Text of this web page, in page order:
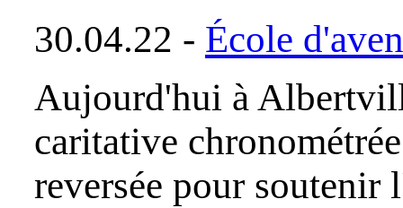
30.04.22 - École
Aujourd'hui à
caritative
reversée pour